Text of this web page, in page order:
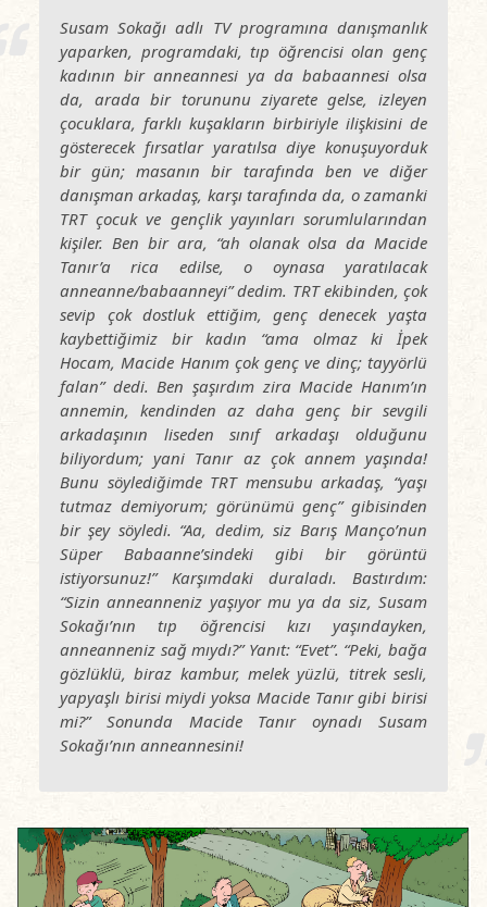
Susam Sokağı adlı TV programına danışmanlık
yaparken, programdaki, tıp öğrencisi olan genç
kadının bir anneannesi ya da babaannesi olsa
da, arada bir torununu ziyarete gelse, izleyen
çocuklara, farklı kuşakların birbiriyle ilişkisini de
gösterecek fırsatlar yaratılsa diye konuşuyorduk
bir gün; masanın bir tarafında ben ve diğer
danışman arkadaş, karşı tarafında da, o zamanki
TRT çocuk ve gençlik yayınları sorumlularından
kişiler. Ben bir ara, “ah olanak olsa da Macide
Tanır’a rica edilse, o oynasa yaratılacak
anneanne/babaanneyi” dedim. TRT ekibinden, çok
sevip çok dostluk ettiğim, genç denecek yaşta
kaybettiğimiz bir kadın “ama olmaz ki İpek
Hocam, Macide Hanım çok genç ve dinç; tayyörlü
falan” dedi. Ben şaşırdım zira Macide Hanım’ın
annemin, kendinden az daha genç bir sevgili
arkadaşının liseden sınıf arkadaşı olduğunu
biliyordum; yani Tanır az çok annem yaşında!
Bunu söylediğimde TRT mensubu arkadaş, “yaşı
tutmaz demiyorum; görünümü genç” gibisinden
bir şey söyledi. “Aa, dedim, siz Barış Manço’nun
Süper Babaanne’sindeki gibi bir görüntü
istiyorsunuz!” Karşımdaki duraladı. Bastırdım:
“Sizin anneanneniz yaşıyor mu ya da siz, Susam
Sokağı’nın tıp öğrencisi kızı yaşındayken,
anneanneniz sağ mıydı?” Yanıt: “Evet”. “Peki, bağa
gözlüklü, biraz kambur, melek yüzlü, titrek sesli,
yapyaşlı birisi miydi yoksa Macide Tanır gibi birisi
mi?” Sonunda Macide Tanır oynadı Susam
Sokağı’nın anneannesini!